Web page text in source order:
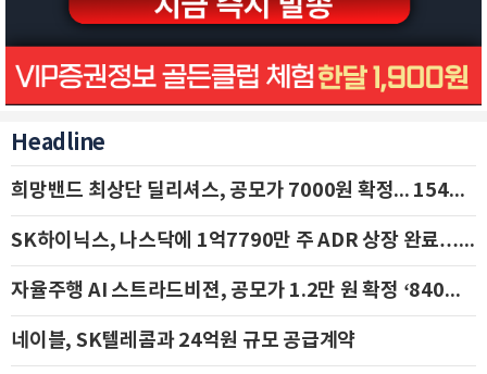
Headline
희망밴드 최상단 딜리셔스, 공모가 7000원 확정... 154억 규모 IPO 돌입
SK하이닉스, 나스닥에 1억7790만 주 ADR 상장 완료…29일 국내 추가 상장
자율주행 AI 스트라드비젼, 공모가 1.2만 원 확정 ‘840억 수혈’
네이블, SK텔레콤과 24억원 규모 공급계약